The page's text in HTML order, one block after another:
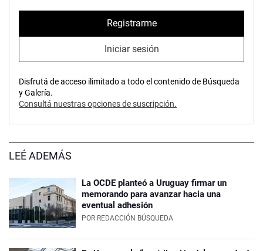
Registrarme
Iniciar sesión
Disfrutá de acceso ilimitado a todo el contenido de Búsqueda
y Galería.
Consultá nuestras opciones de suscripción.
LEÉ ADEMÁS
La OCDE planteó a Uruguay firmar un
memorando para avanzar hacia una
eventual adhesión
POR REDACCIÓN BÚSQUEDA